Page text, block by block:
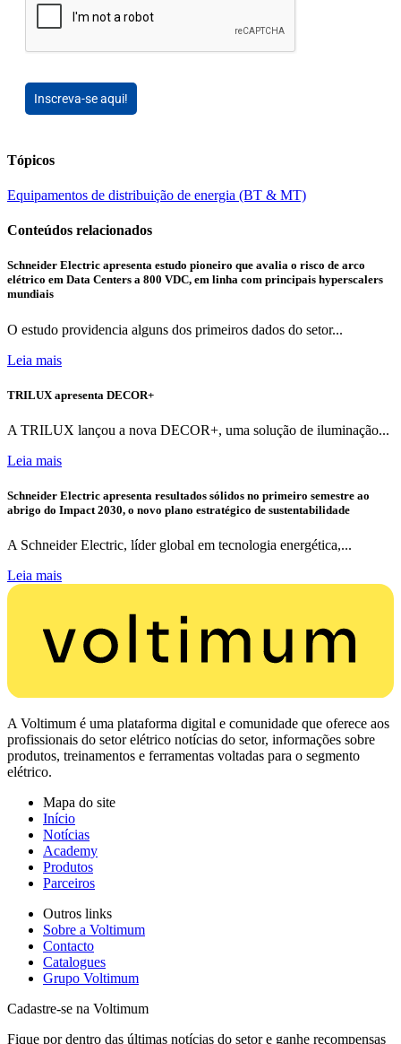
Inscreva-se aqui!
Tópicos
Equipamentos de distribuição de energia (BT & MT)
Conteúdos relacionados
Schneider Electric apresenta estudo pioneiro que avalia o risco de arco
elétrico em Data Centers a 800 VDC, em linha com principais hyperscalers
mundiais
O estudo providencia alguns dos primeiros dados do setor...
Leia mais
TRILUX apresenta DECOR+
A TRILUX lançou a nova DECOR+, uma solução de iluminação...
Leia mais
Schneider Electric apresenta resultados sólidos no primeiro semestre ao
abrigo do Impact 2030, o novo plano estratégico de sustentabilidade
A Schneider Electric, líder global em tecnologia energética,...
Leia mais
A Voltimum é uma plataforma digital e comunidade que oferece aos
profissionais do setor elétrico notícias do setor, informações sobre
produtos, treinamentos e ferramentas voltadas para o segmento
elétrico.
Mapa do site
Início
Notícias
Academy
Produtos
Parceiros
Outros links
Sobre a Voltimum
Contacto
Catalogues
Grupo Voltimum
Cadastre-se na Voltimum
Fique por dentro das últimas notícias do setor e ganhe recompensas